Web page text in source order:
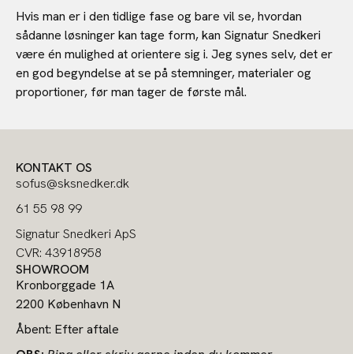
Hvis man er i den tidlige fase og bare vil se, hvordan
sådanne løsninger kan tage form, kan Signatur Snedkeri
være én mulighed at orientere sig i. Jeg synes selv, det er
en god begyndelse at se på stemninger, materialer og
proportioner, før man tager de første mål.
KONTAKT OS
sofus@sksnedker.dk
61 55 98 99
Signatur Snedkeri ApS
CVR: 43918958
SHOWROOM
Kronborggade 1A
2200 København N
Åbent: Efter aftale